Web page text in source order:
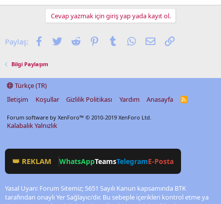
Cevap yazmak için giriş yap yada kayıt ol.
Paylaş: Facebook
TwitterReddit PinterestTumblrWhatsApp
E-postaLink
Bilgi Paylaşım
Türkçe (TR)
İletişim
Koşullar Gizlilik Politikası Yardım Anasayfa
R
Forum software by XenForo™ © 2010-2019 XenForo Ltd.
Kalabalık Yalnızlık
👑 REKLAM WhatsAppTeamsTelegramE-Posta
Yasal Uyarı: Forum Sitemiz; 5651 Sayılı Kanun kapsamında BTK
tarafından onaylı Yer Sağlayıcı'dır. Bu sebeple içerikleri kontrol etme ya